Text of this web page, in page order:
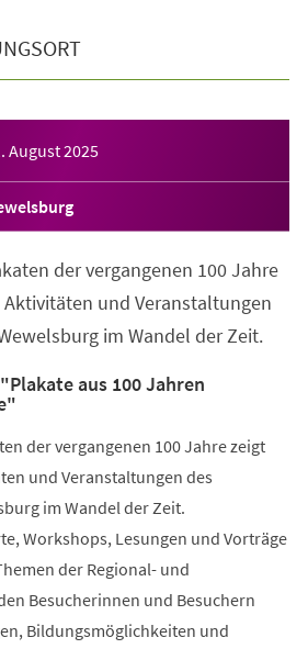
August 2025
der vergangenen 100 Jahre
und Veranstaltungen
im Wandel der Zeit.
aus 100 Jahren
der vergangenen 100 Jahre zeigt
und Veranstaltungen des
im Wandel der Zeit.
Workshops, Lesungen und Vorträge
der Regional- und
Besucherinnen und Besuchern
Bildungsmöglichkeiten und